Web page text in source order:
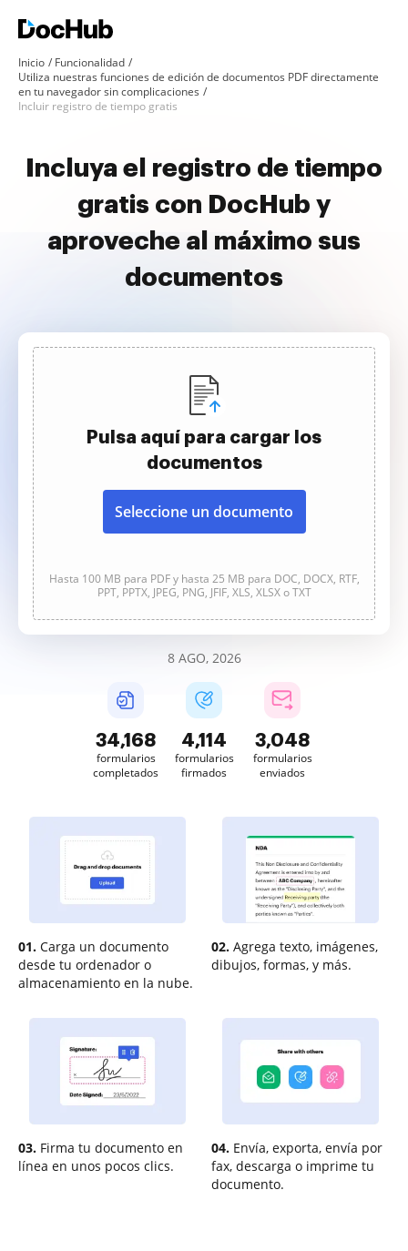
Inicio
Funcionalidad
Utiliza nuestras funciones de edición de documentos PDF directamente
en tu navegador sin complicaciones
Incluir registro de tiempo gratis
Incluya el registro de tiempo
gratis con DocHub y
aproveche al máximo sus
documentos
Pulsa aquí para cargar los
documentos
Seleccione un documento
Hasta 100 MB para PDF y hasta 25 MB para DOC, DOCX, RTF,
PPT, PPTX, JPEG, PNG, JFIF, XLS, XLSX o TXT
8 AGO, 2026
34,168
formularios
completados
4,114
formularios
firmados
3,048
formularios
enviados
01. Carga un documento
desde tu ordenador o
almacenamiento en la nube.
02. Agrega texto, imágenes,
dibujos, formas, y más.
03. Firma tu documento en
línea en unos pocos clics.
04. Envía, exporta, envía por
fax, descarga o imprime tu
documento.